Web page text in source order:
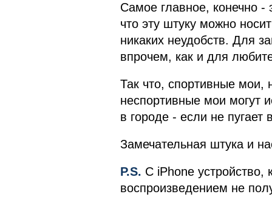
Самое главное, конечно -
что эту штуку можно
никаких неудобств. Для
впрочем, как и для
Так что, спортивные мои,
неспортивные мои могут
в городе - если не пугает
Замечательная штука и
P.S. С iPhone устройство,
воспроизведением не